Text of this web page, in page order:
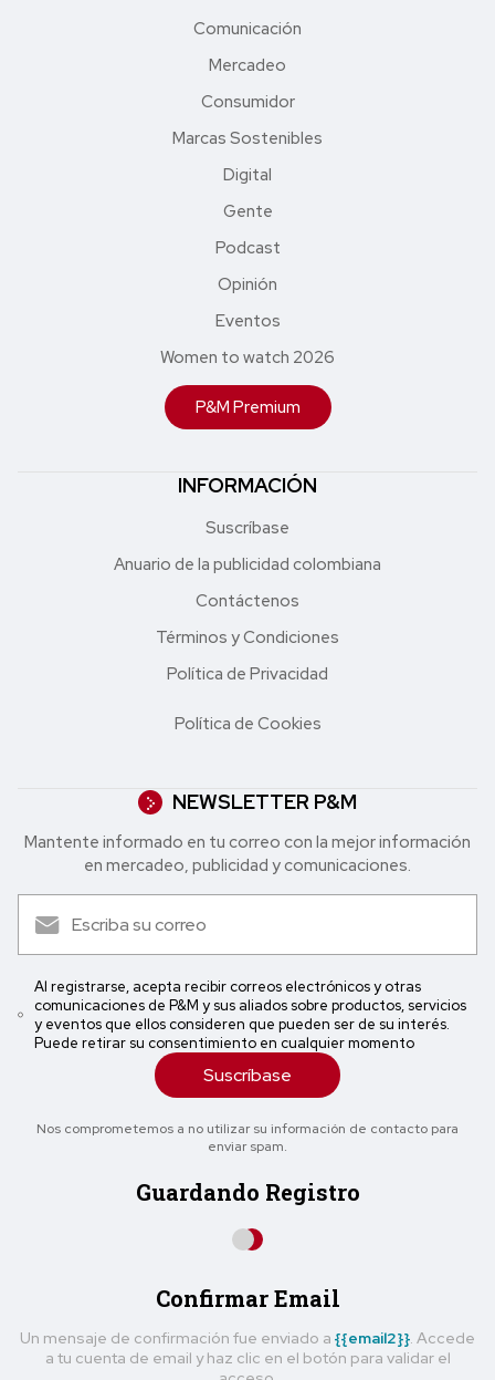
Comunicación
Mercadeo
Consumidor
Marcas Sostenibles
Digital
Gente
Podcast
Opinión
Eventos
Women to watch 2026
P&M Premium
INFORMACIÓN
Suscríbase
Anuario de la publicidad colombiana
Contáctenos
Términos y Condiciones
Política de Privacidad
Política de Cookies
NEWSLETTER P&M
Mantente informado en tu correo con la mejor in formación
en mercadeo, publicidad y comunicaciones.
Al registrarse, acepta recibir correos electrónicos y otras
comunicaciones de P&M y sus aliados sobre productos, servicios
y eventos que ellos consideren que pueden ser de su interés.
Puede retirar su consentimiento en cualquier momento
Suscríbase
Nos comprometemos a no utilizar su información de contacto para
enviar spam.
Guardando Registro
Confirmar Email
Un mensaje de confirmación fue enviado a {{email2}}. Accede
a tu cuenta de email y haz clic en el botón para validar el